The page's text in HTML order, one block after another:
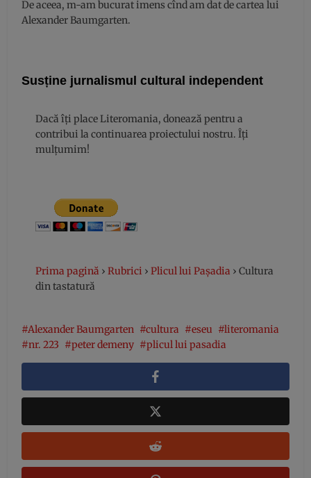
De aceea, m-am bucurat imens cînd am dat de cartea lui
Alexander Baumgarten.
Susține jurnalismul cultural independent
Dacă îți place Literomania, donează pentru a
contribui la continuarea proiectului nostru. Îți
mulțumim!
Prima pagină › Rubrici › Plicul lui Pașadia › Cultura
din tastatură
Alexander Baumgarten cultura eseu
literomania
nr. 223
peter demeny plicul lui pasadia